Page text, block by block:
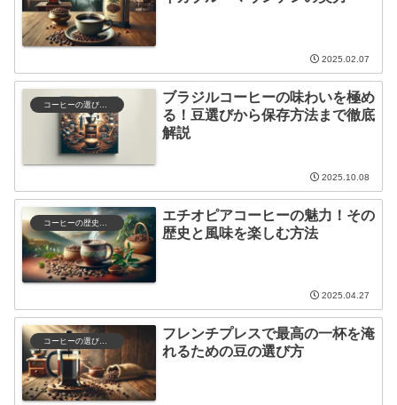
2025.02.07
ブラジルコーヒーの味わいを極め
る！豆選びから保存方法まで徹底
解説
2025.10.08
エチオピアコーヒーの魅力！その
歴史と風味を楽しむ方法
2025.04.27
フレンチプレスで最高の一杯を淹
れるための豆の選び方